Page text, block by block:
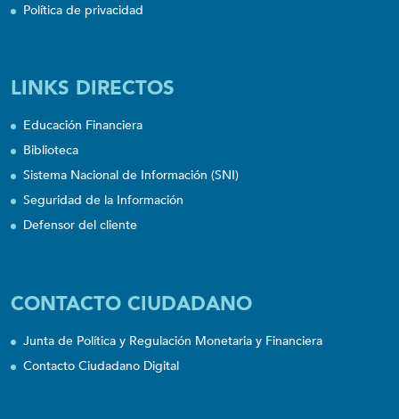
Política de privacidad
LINKS DIRECTOS
Educación Financiera
Biblioteca
Sistema Nacional de Información (SNI)
Seguridad de la Información
Defensor del cliente
CONTACTO CIUDADANO
Junta de Política y Regulación Monetaria y Financiera
Contacto Ciudadano Digital